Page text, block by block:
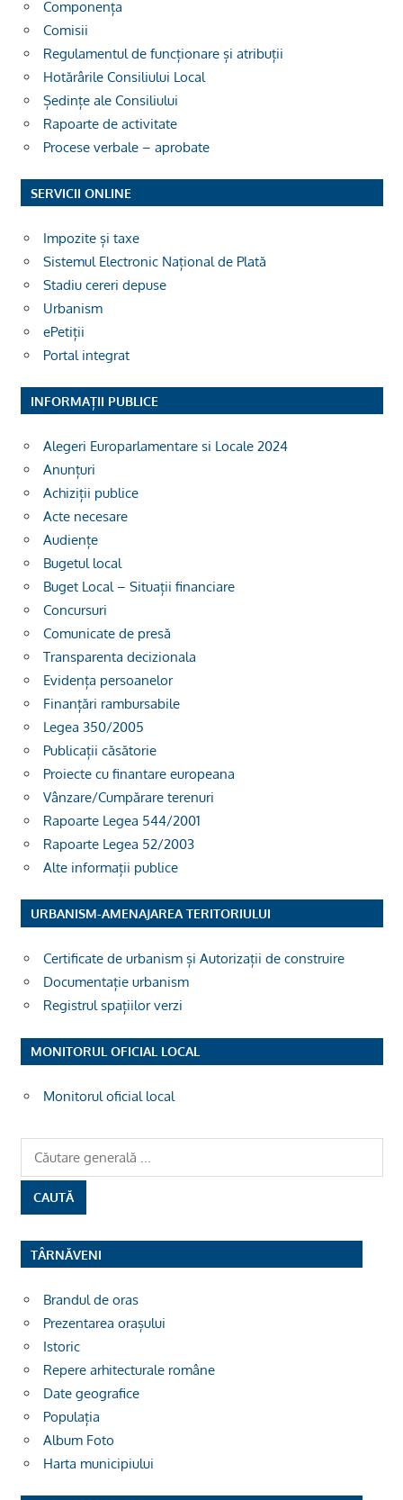
Componența
Comisii
Regulamentul de funcționare și atribuții
Hotărârile Consiliului Local
Ședințe ale Consiliului
Rapoarte de activitate
Procese verbale – aprobate
SERVICII ONLINE
Impozite și taxe
Sistemul Electronic Național de Plată
Stadiu cereri depuse
Urbanism
ePetiții
Portal integrat
INFORMAȚII PUBLICE
Alegeri Europarlamentare si Locale 2024
Anunțuri
Achiziții publice
Acte necesare
Audiențe
Bugetul local
Buget Local – Situații financiare
Concursuri
Comunicate de presă
Transparenta decizionala
Evidența persoanelor
Finanțări rambursabile
Legea 350/2005
Publicații căsătorie
Proiecte cu finantare europeana
Vânzare/Cumpărare terenuri
Rapoarte Legea 544/2001
Rapoarte Legea 52/2003
Alte informații publice
URBANISM-AMENAJAREA TERITORIULUI
Certificate de urbanism și Autorizații de construire
Documentație urbanism
Registrul spațiilor verzi
MONITORUL OFICIAL LOCAL
Monitorul oficial local
TÂRNĂVENI
Brandul de oras
Prezentarea orașului
Istoric
Repere arhitecturale române
Date geografice
Populația
Album Foto
Harta municipiului